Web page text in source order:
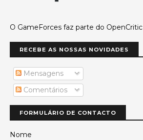
O GameForces faz parte do OpenCritic
RECEBE AS NOSSAS NOVIDADES
Mensagens
Comentários
FORMULÁRIO DE CONTACTO
Nome